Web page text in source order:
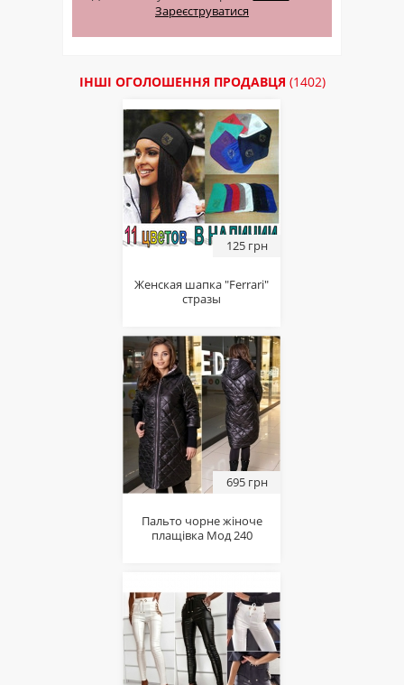
Зареєструватися
ІНШІ ОГОЛОШЕННЯ ПРОДАВЦЯ (1402)
125 грн
Женская шапка "Ferrari"
стразы
695 грн
Пальто чорне жіноче
плащівка Мод 240